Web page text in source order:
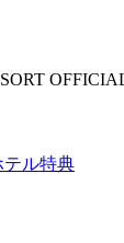
テル特典